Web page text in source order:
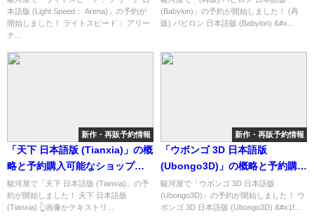
なショップ紹介！
本語版 (Light Speed： Arena)」の予約が
開始しました！ ライトスピード： アリー
ナ...
(Babylon)」の予約が開始しました！ (再
販) バビロン 日本語版 (Babylon) &#x...
新作・再販予約情報
「天下 日本語版 (Tianxia)」の概
略と予約購入可能なショップ紹
介！
駿河屋で「天下 日本語版 (Tianxia)」の予
約が開始しました！ 天下 日本語版
(Tianxia) 👆画像かテキストリ...
新作・再販予約情報
「ウボンゴ 3D 日本語版
(Ubongo3D)」の概略と予約購入
可能なショップ紹介！
駿河屋で「ウボンゴ 3D 日本語版
(Ubongo3D)」の予約が開始しました！ ウ
ボンゴ 3D 日本語版 (Ubongo3D) &#x1f...